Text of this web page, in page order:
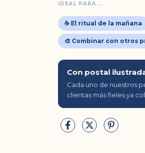
IDEAL PARA...
☕ El ritual de la mañana
🎨 Combinar con otros
Con postal
Cada uno de nuestros
clientas más fieles ya